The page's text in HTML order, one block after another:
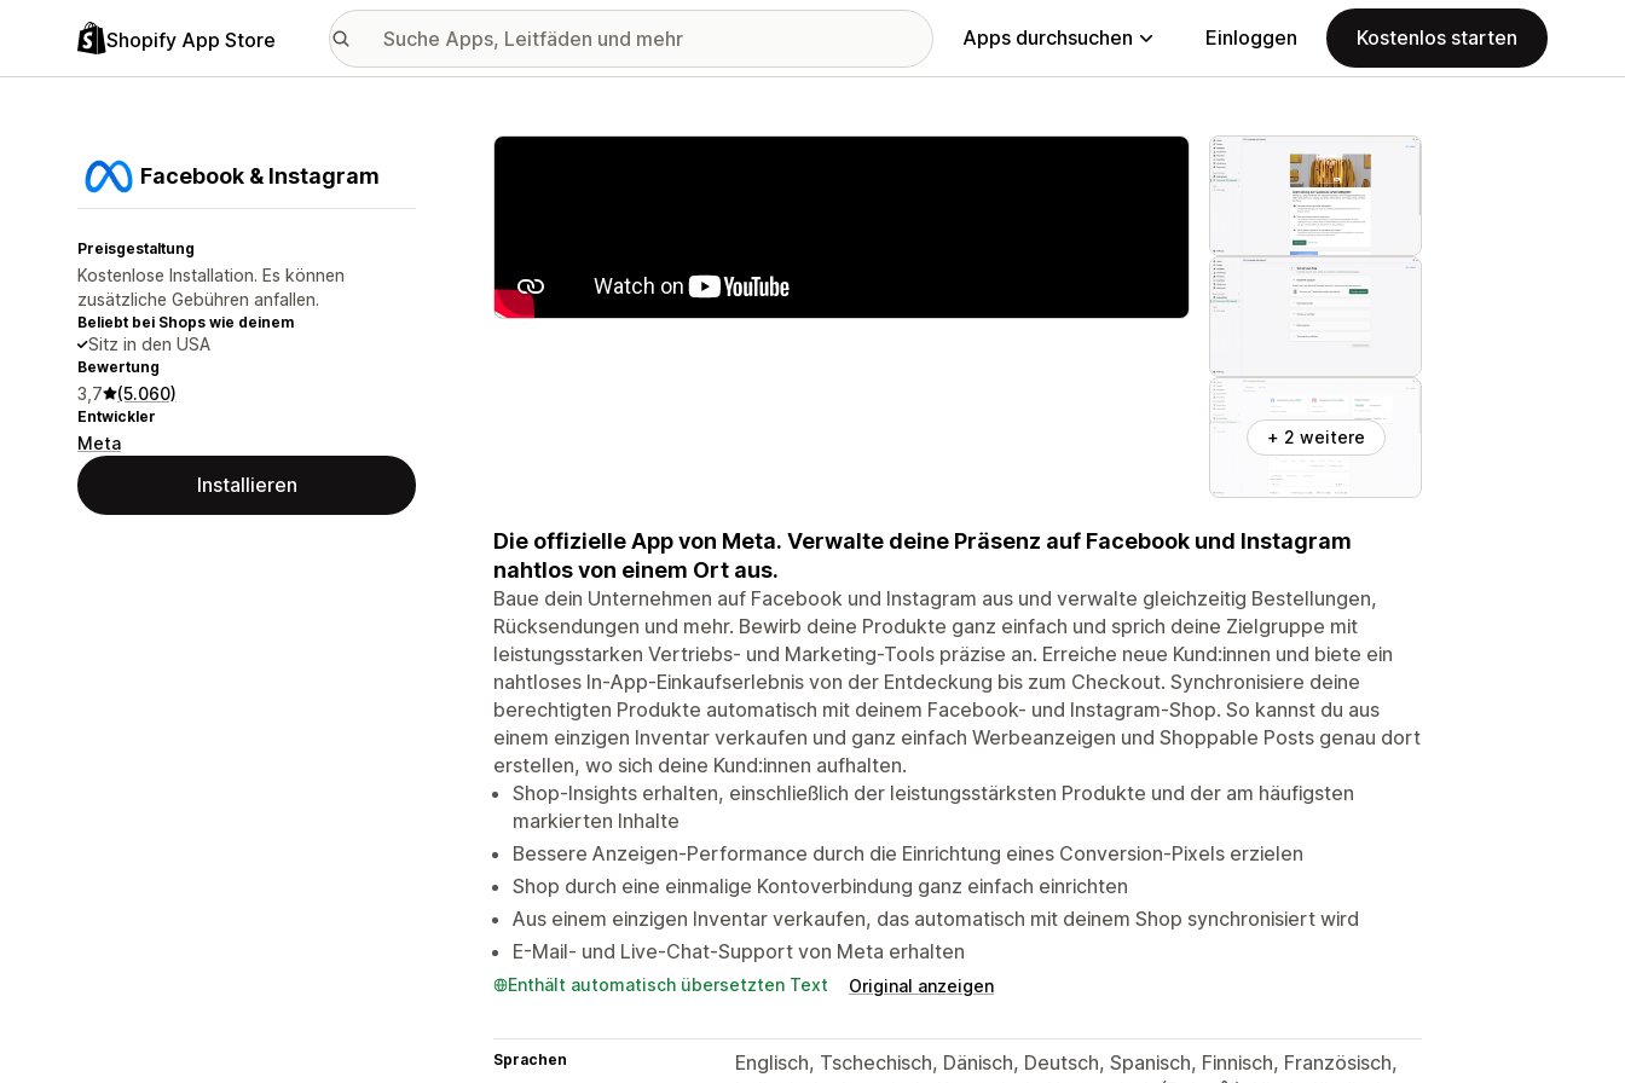
Shopify App Store Apps durchsuchen Einloggen Kostenlos starten
Facebook & Instagram
Preisgestaltung
Kostenlose Installation. Es können
zusätzliche Gebühren anfallen.
Beliebt bei Shops wie deinem
Sitz in den USA
Bewertung
3,7 (5.060)
Entwickler
Meta
Installieren
Vorgestellte Bildergalerie
+ 2 weitere
Die offizielle App von Meta. Verwalte deine Präsenz auf Facebook und Instagram
nahtlos von einem Ort aus.
Baue dein Unternehmen auf Facebook und Instagram aus und verwalte gleichzeitig Bestellungen,
Rücksendungen und mehr. Bewirb deine Produkte ganz einfach und sprich deine Zielgruppe mit
leistungsstarken Vertriebs- und Marketing-Tools präzise an. Erreiche neue Kund:innen und biete ein
nahtloses In-App-Einkaufserlebnis von der Entdeckung bis zum Checkout. Synchronisiere deine
berechtigten Produkte automatisch mit deinem Facebook- und Instagram-Shop. So kannst du aus
einem einzigen Inventar verkaufen und ganz einfach Werbeanzeigen und Shoppable Posts genau dort
erstellen, wo sich deine Kund:innen aufhalten.
Shop-Insights erhalten, einschließlich der leistungsstärksten Produkte und der am häufigsten
markierten Inhalte
Bessere Anzeigen-Performance durch die Einrichtung eines Conversion-Pixels erzielen
Shop durch eine einmalige Kontoverbindung ganz einfach einrichten
Aus einem einzigen Inventar verkaufen, das automatisch mit deinem Shop synchronisiert wird
E-Mail- und Live-Chat-Support von Meta erhalten
Enthält automatisch übersetzten Text Original anzeigen
Sprachen
Englisch, Tschechisch, Dänisch, Deutsch, Spanisch, Finnisch, Französisch,